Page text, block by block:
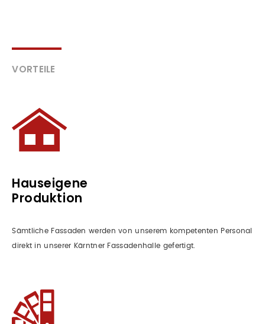
VORTEILE
Hauseigene
Produktion
Sämtliche Fassaden werden von unserem kompetenten Personal
direkt in unserer Kärntner Fassadenhalle gefertigt.